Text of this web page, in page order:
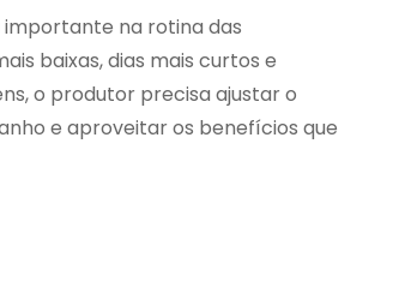
na rotina das
baixas, dias mais curtos e
o produtor precisa ajustar o
e aproveitar os benefícios que